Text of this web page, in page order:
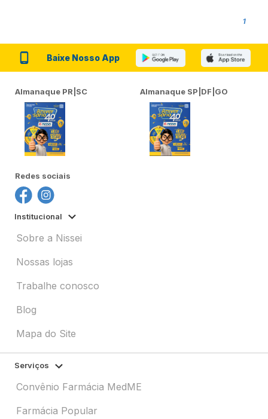
1
Baixe Nosso App
Almanaque PR|SC Almanaque SP|DF|GO
Redes sociais
Institucional
Sobre a Nissei
Nossas lojas
Trabalhe conosco
Blog
Mapa do Site
Serviços
Convênio Farmácia MedME
Farmácia Popular